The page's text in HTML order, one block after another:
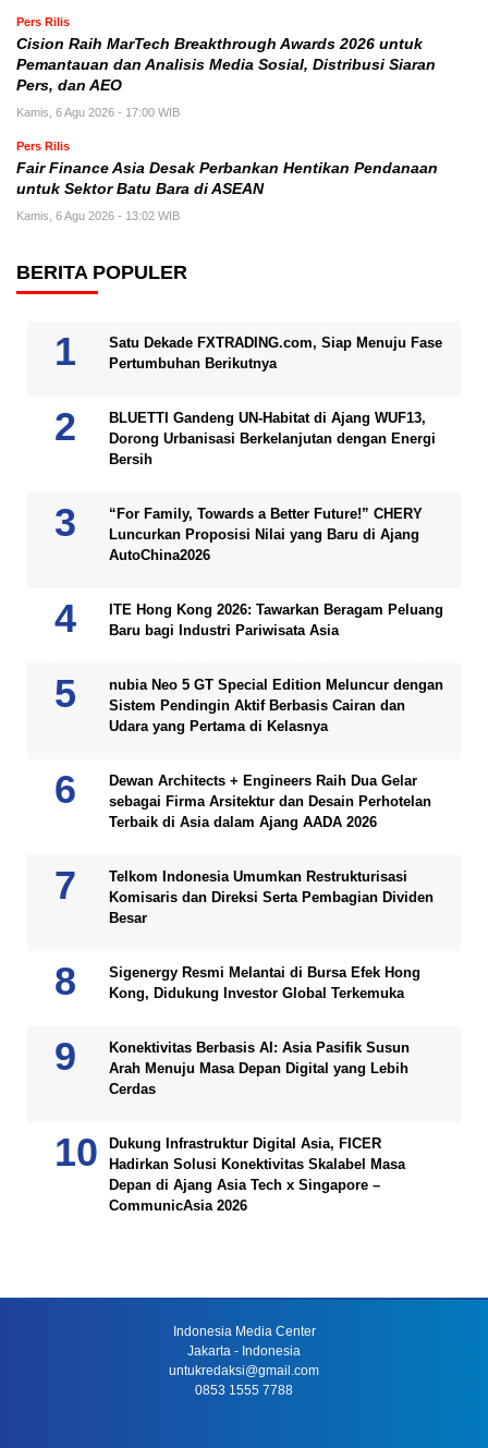
Pers Rilis
Cision Raih MarTech Breakthrough Awards 2026 untuk
Pemantauan dan Analisis Media Sosial, Distribusi Siaran
Pers, dan AEO
Kamis, 6 Agu 2026 - 17:00 WIB
Pers Rilis
Fair Finance Asia Desak Perbankan Hentikan Pendanaan
untuk Sektor Batu Bara di ASEAN
Kamis, 6 Agu 2026 - 13:02 WIB
BERITA POPULER
Satu Dekade FXTRADING.com, Siap Menuju Fase
Pertumbuhan Berikutnya
BLUETTI Gandeng UN-Habitat di Ajang WUF13,
Dorong Urbanisasi Berkelanjutan dengan Energi
Bersih
“For Family, Towards a Better Future!” CHERY
Luncurkan Proposisi Nilai yang Baru di Ajang
AutoChina2026
ITE Hong Kong 2026: Tawarkan Beragam Peluang
Baru bagi Industri Pariwisata Asia
nubia Neo 5 GT Special Edition Meluncur dengan
Sistem Pendingin Aktif Berbasis Cairan dan
Udara yang Pertama di Kelasnya
Dewan Architects + Engineers Raih Dua Gelar
sebagai Firma Arsitektur dan Desain Perhotelan
Terbaik di Asia dalam Ajang AADA 2026
Telkom Indonesia Umumkan Restrukturisasi
Komisaris dan Direksi Serta Pembagian Dividen
Besar
Sigenergy Resmi Melantai di Bursa Efek Hong
Kong, Didukung Investor Global Terkemuka
Konektivitas Berbasis AI: Asia Pasifik Susun
Arah Menuju Masa Depan Digital yang Lebih
Cerdas
Dukung Infrastruktur Digital Asia, FICER
Hadirkan Solusi Konektivitas Skalabel Masa
Depan di Ajang Asia Tech x Singapore –
CommunicAsia 2026
Indonesia Media Center
Jakarta - Indonesia
untukredaksi@gmail.com
0853 1555 7788